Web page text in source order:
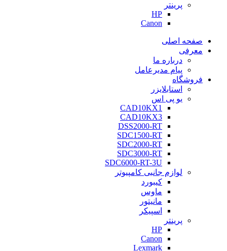
پرینتر
HP
Canon
صفحه اصلی
معرفی
درباره ما
پیام مدیرعامل
فروشگاه
استابلایزر
یو پی اس
CAD10KX1
CAD10KX3
DSS2000-RT
SDC1500-RT
SDC2000-RT
SDC3000-RT
SDC6000-RT-3U
لوازم جانبی کامپیوتر
کیبورد
ماوس
مانیتور
اسپیکر
پرینتر
HP
Canon
Lexmark